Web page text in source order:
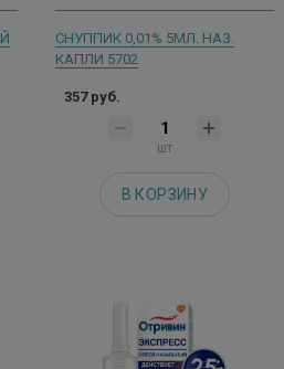
СНУППИК 0,01% 5МЛ. НАЗ.
КАПЛИ 5702
357 руб.
шт
В КОРЗИНУ